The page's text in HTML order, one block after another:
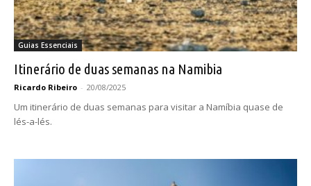
Guias Essenciais
Itinerário de duas semanas na Namibia
Ricardo Ribeiro - 20/08/2025
Um itinerário de duas semanas para visitar a Namíbia quase de
lés-a-lés.